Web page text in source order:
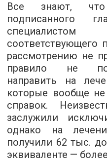
Все знают,
подписанного
соответствующего
рассмотрению не
правило не
направить на
которые вообще не
справок.
заслужили
однако на
получили 62 тыс.
эквиваленте —